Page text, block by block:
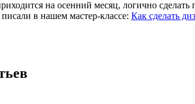
на осенний месяц, логично сделать
в нашем мастер-классе: Как сделать